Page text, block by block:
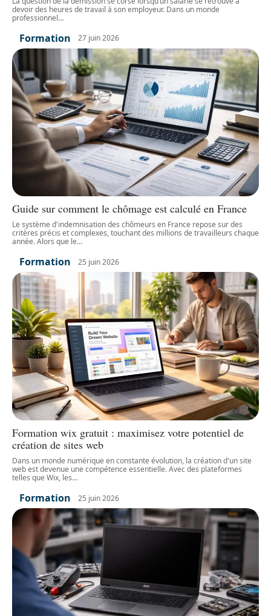
devoir des heures de travail à son employeur. Dans un monde
professionnel…
Formation 27 juin 2026
Guide sur comment le chômage est calculé en France
Le système d'indemnisation des chômeurs en France repose sur des
critères précis et complexes, touchant des millions de travailleurs chaque
année. Alors que le…
Formation 25 juin 2026
Formation wix gratuit : maximisez votre potentiel de
création de sites web
Dans un monde numérique en constante évolution, la création d'un site
web est devenue une compétence essentielle. Avec des plateformes
telles que Wix, les…
Formation 25 juin 2026